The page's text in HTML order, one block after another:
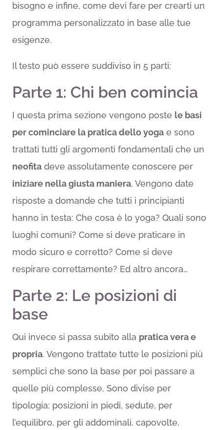
bisogno e infine, come devi fare per crearti un
programma personalizzato in base alle tue
esigenze.
Il testo può essere suddiviso in 5 parti:
Parte 1: Chi ben comincia
I questa prima sezione vengono poste le basi
per cominciare la pratica dello yogae sono
trattati tutti gli argomenti fondamentali che un
neofitadeve assolutamente conoscere per
iniziare nella giusta maniera. Vengono date
risposte a domande che tutti i principianti
hanno in testa: Che cosa è lo yoga? Quali sono
luoghi comuni? Come si deve praticare in
modo sicuro e corretto? Come si deve
respirare correttamente? Ed altro ancora…
Parte 2: Le posizioni di
base
Qui invece si passa subito alla pratica vera e
propria. Vengono trattate tutte le posizioni più
semplici che sono la base per poi passare a
quelle più complesse. Sono divise per
tipologia: posizioni in piedi, sedute, per
l’equilibro, per gli addominali, capovolte,